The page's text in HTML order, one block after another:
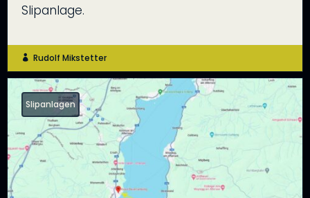
Slipanlage.
 Rudolf Mikstetter
Slipanlagen